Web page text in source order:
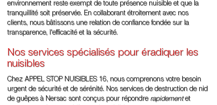
environnement reste exempt de toute présence nuisible et que la
tranquillité soit préservée. En collaborant étroitement avec nos
clients, nous bâtissons une relation de confiance fondée sur la
transparence, l'efficacité et la sécurité.
Nos services spécialisés pour éradiquer les
nuisibles
Chez APPEL STOP NUISIBLES 16, nous comprenons votre besoin
urgent de sécurité et de sérénité. Nos services de destruction de nid
de guêpes à Nersac sont conçus pour répondre rapidementet